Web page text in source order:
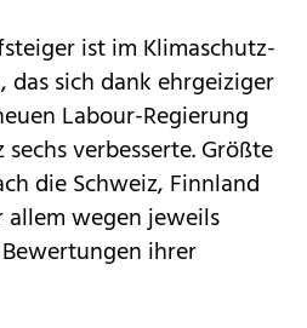
ist im Klimaschutz-
sich dank ehrgeiziger
Labour-Regierung
verbesserte. Größte
die Schweiz, Finnland
wegen jeweils
ihrer